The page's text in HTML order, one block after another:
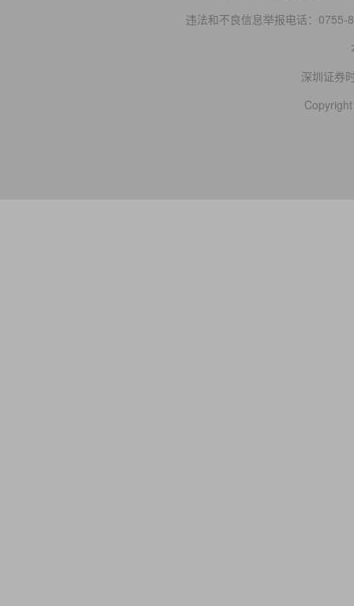
违法和不良信息举报电话：0755-
深圳证券